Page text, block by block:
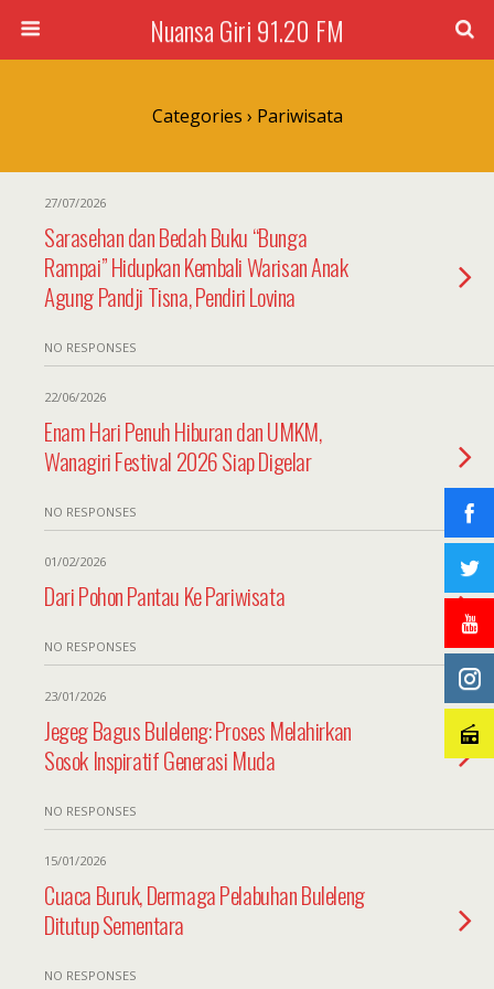
Nuansa Giri 91.20 FM
Categories › Pariwisata
27/07/2026
Sarasehan dan Bedah Buku “Bunga
Rampai” Hidupkan Kembali Warisan Anak
Agung Pandji Tisna, Pendiri Lovina
NO RESPONSES
22/06/2026
Enam Hari Penuh Hiburan dan UMKM,
Wanagiri Festival 2026 Siap Digelar
NO RESPONSES
01/02/2026
Dari Pohon Pantau Ke Pariwisata
NO RESPONSES
23/01/2026
Jegeg Bagus Buleleng: Proses Melahirkan
Sosok Inspiratif Generasi Muda
NO RESPONSES
15/01/2026
Cuaca Buruk, Dermaga Pelabuhan Buleleng
Ditutup Sementara
NO RESPONSES